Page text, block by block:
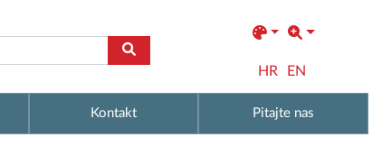
HR EN
Kontakt Pitajte nas